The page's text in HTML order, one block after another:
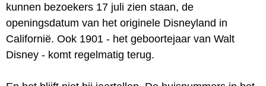
kunnen bezoekers 17 juli zien staan, de
openingsdatum van het originele Disneyland in
Californië. Ook 1901 - het geboortejaar van Walt
Disney - komt regelmatig terug.